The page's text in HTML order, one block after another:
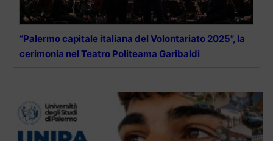
“Palermo capitale italiana del Volontariato 2025”, la
cerimonia nel Teatro Politeama Garibaldi